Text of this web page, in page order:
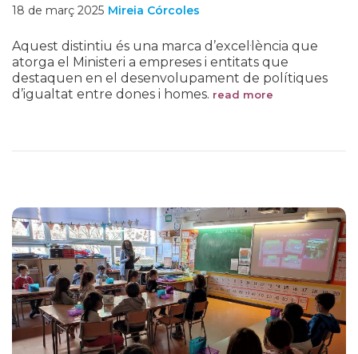
Mireia Córcoles
18 de març 2025
Aquest distintiu és una marca d’excel·lència que
atorga el Ministeri a empreses i entitats que
destaquen en el desenvolupament de polítiques
d’igualtat entre dones i homes. read more